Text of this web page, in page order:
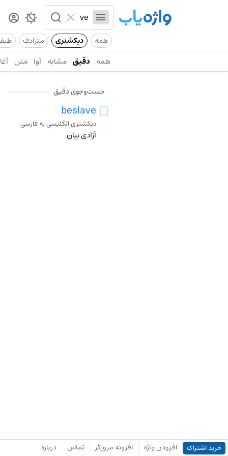
همه دیکشنری مترادف
همه دقیق مشابه آوا متن
جست‌وجوی دقیق
beslave
دیکشنری انگلیسی به فارسی
آزادی بیان
خرید اشتراک افزودن واژه افزونه مرورگر تماس درباره